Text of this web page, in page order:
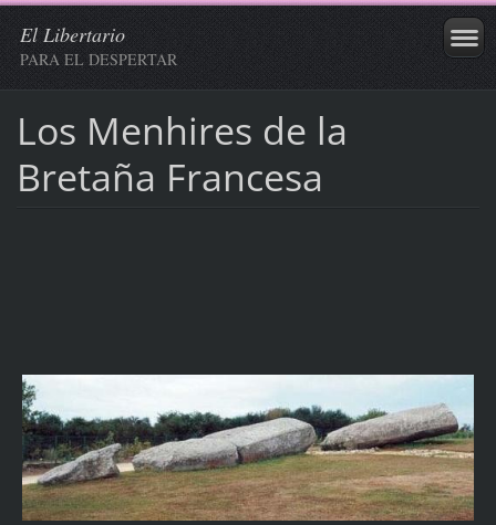
El Libertario
PARA EL DESPERTAR
Los Menhires de la
Bretaña Francesa